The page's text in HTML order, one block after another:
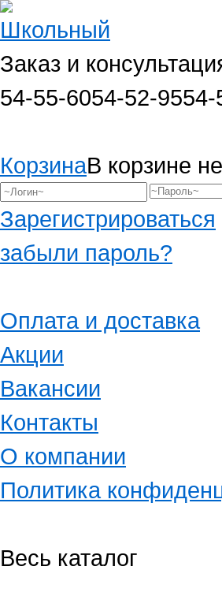
Заказ и
54-55-6054-52-9554-
КорзинаВ корзине
Зарегистрироваться
забыли пароль?
Оплата и доставка
Акции
Вакансии
Контакты
О компании
Политика
Весь каталог